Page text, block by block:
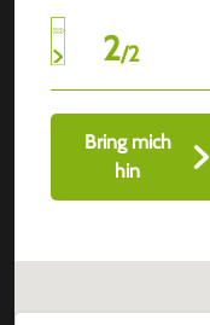
2/2
Bring mich
hin